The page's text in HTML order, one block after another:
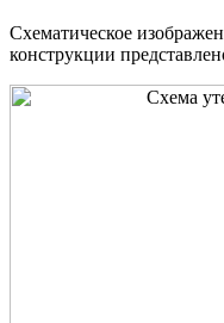
Схематическое
конструкции